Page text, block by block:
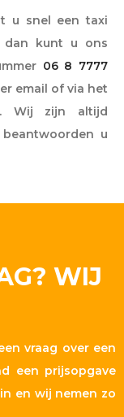
u snel een taxi
dan kunt u ons
06 8 7777
email of via het
Wij zijn altijd
u
WIJ
vraag over een
een prijsopgave
en wij nemen zo